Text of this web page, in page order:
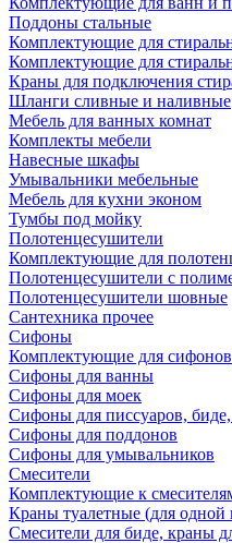
Поддоны стальные
Комплектующие для
Комплектующие для
Краны для подключения
Шланги сливные и наливные
Мебель для ванных комнат
Комплекты мебели
Навесные шкафы
Умывальники мебельные
Мебель для кухни эконом
Тумбы под мойку
Полотенцесушители
Комплектующие для
Полотенцесушители с
Полотенцесушители шовные
Сантехника прочее
Сифоны
Комплектующие для сифонов
Сифоны для ванны
Сифоны для моек
Сифоны для писсуаров,
Сифоны для поддонов
Сифоны для умывальников
Смесители
Комплектующие к
Краны туалетные (для одной
Смесители для биде, краны